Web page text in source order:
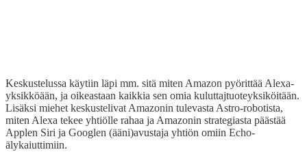
Keskustelussa käytiin läpi mm. sitä miten Amazon pyörittää Alexa-
yksikköään, ja oikeastaan kaikkia sen omia kuluttajtuoteyksiköitään.
Lisäksi miehet keskustelivat Amazonin tulevasta Astro-robotista,
miten Alexa tekee yhtiölle rahaa ja Amazonin strategiasta päästää
Applen Siri ja Googlen (ääni)avustaja yhtiön omiin Echo-
älykaiuttimiin.